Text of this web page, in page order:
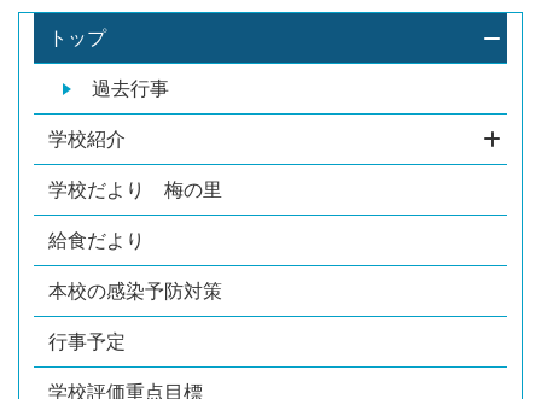
トップ
過去行事
学校紹介
学校だより 梅の里
給食だより
本校の感染予防対策
行事予定
学校評価重点目標